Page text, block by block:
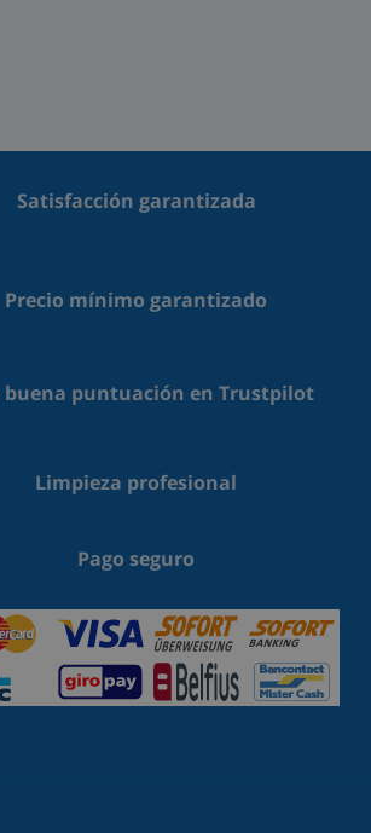
Satisfacción garantizada
Precio mínimo garantizado
buena puntuación en Trustpilot
Limpieza profesional
Pago seguro